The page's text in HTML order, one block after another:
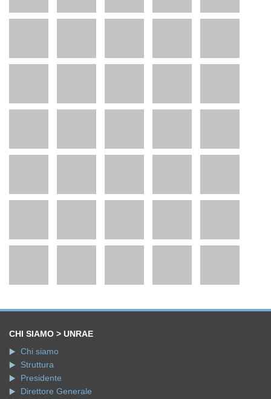
CHI SIAMO > UNRAE
Chi siamo
Struttura
Presidente
Direttore Generale